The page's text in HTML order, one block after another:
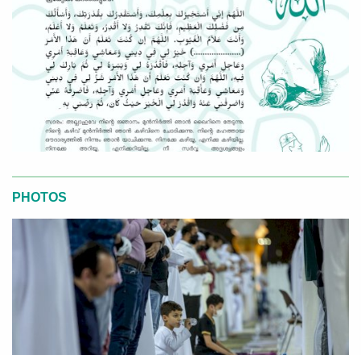
PHOTOS